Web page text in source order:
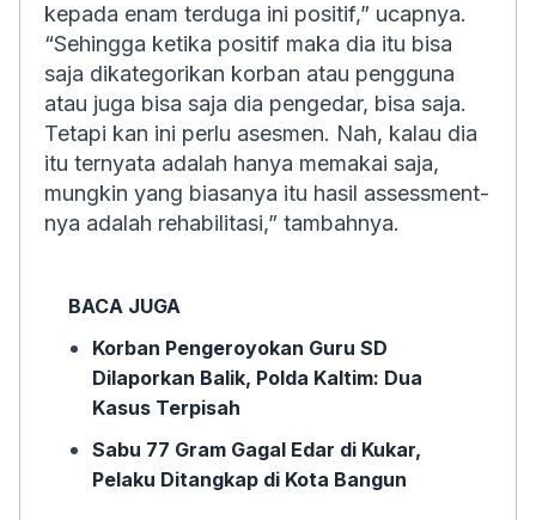
kepada enam terduga ini positif,” ucapnya.
“Sehingga ketika positif maka dia itu bisa
saja dikategorikan korban atau pengguna
atau juga bisa saja dia pengedar, bisa saja.
Tetapi kan ini perlu asesmen. Nah, kalau dia
itu ternyata adalah hanya memakai saja,
mungkin yang biasanya itu hasil assessment-
nya adalah rehabilitasi,” tambahnya.
BACA JUGA
Korban Pengeroyokan Guru SD
Dilaporkan Balik, Polda Kaltim: Dua
Kasus Terpisah
Sabu 77 Gram Gagal Edar di Kukar,
Pelaku Ditangkap di Kota Bangun